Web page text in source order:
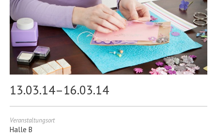
13.03.14–16.03.14
Veranstaltungsort
Halle B